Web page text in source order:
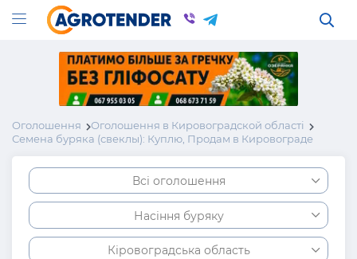
Оголошення
Оголошення в Кировоградской області
Семена буряка (свеклы): Куплю, Продам в Кировограде
Всі оголошення
Насіння буряку
Кіровоградська область